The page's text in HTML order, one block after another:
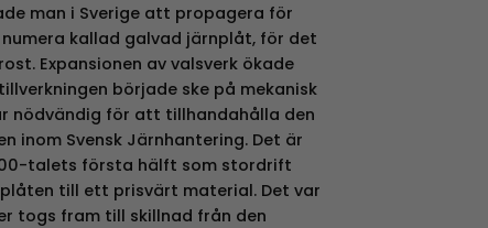
man i Sverige att propagera för
kallad galvad järnplåt, för det
Expansionen av valsverk ökade
började ske på mekanisk
nödvändig för att tillhandahålla den
inom Svensk Järnhantering. Det är
talets första hälft som stordrift
till ett prisvärt material. Det var
togs fram till skillnad från den